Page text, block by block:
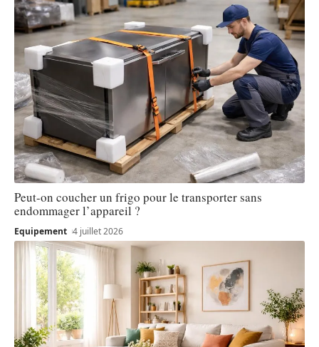
Peut-on coucher un frigo pour le transporter sans
endommager l’appareil ?
Equipement 4 juillet 2026